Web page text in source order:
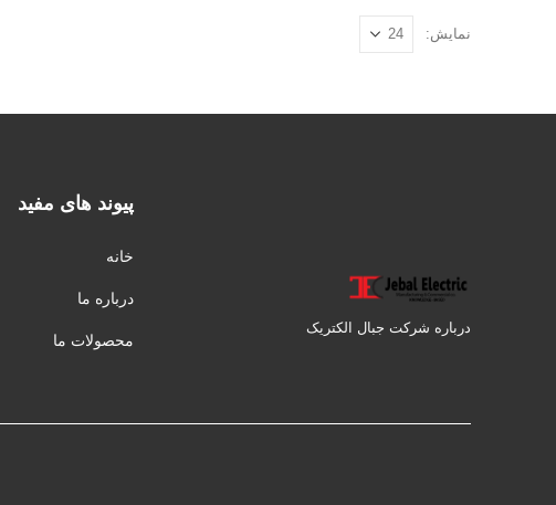
نمایش:
درباره شرکت جبال الکتریک
پیوند های مفید
خانه
درباره ما
محصولات ما